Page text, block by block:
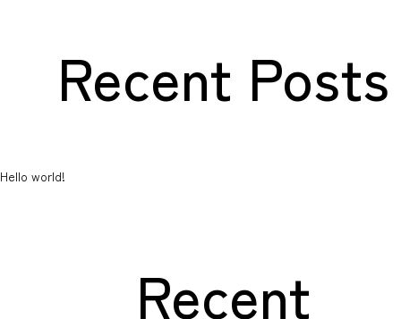
●福井教室
●森田さくら教室
●金沢教室
●白山教室
●海外留学 お問い合わせ
Recent Posts
Hello world!
Recent